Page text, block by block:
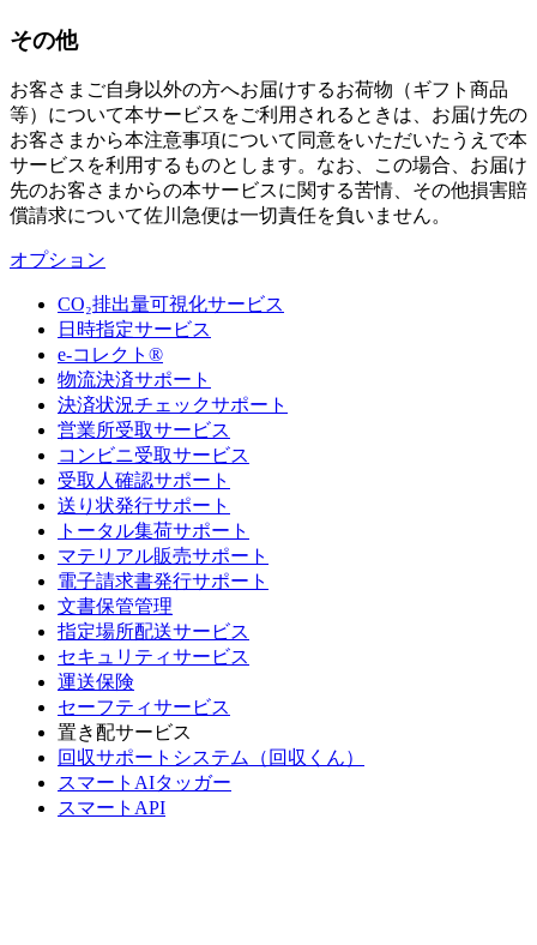
その他
お客さまご自身以外の方へお届けするお荷物（ギフト商品
等）について本サービスをご利用されるときは、お届け先の
お客さまから本注意事項について同意をいただいたうえで本
サービスを利用するものとします。なお、この場合、お届け
先のお客さまからの本サービスに関する苦情、その他損害賠
償請求について佐川急便は一切責任を負いません。
オプション
CO₂排出量可視化サービス
日時指定サービス
e-コレクト®
物流決済サポート
決済状況チェックサポート
営業所受取サービス
コンビニ受取サービス
受取人確認サポート
送り状発行サポート
トータル集荷サポート
マテリアル販売サポート
電子請求書発行サポート
文書保管管理
指定場所配送サービス
セキュリティサービス
運送保険
セーフティサービス
置き配サービス
回収サポートシステム（回収くん）
スマートAIタッガー
スマートAPI